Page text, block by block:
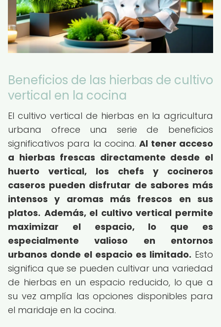
Beneficios de las hierbas de cultivo
vertical en la cocina
El cultivo vertical de hierbas en la agricultura
urbana ofrece una serie de beneficios
significativos para la cocina.Al tener acceso
a hierbas frescas directamente desde el
huerto vertical, los chefs y cocineros
caseros pueden disfrutar de sabores más
intensos y aromas más frescos en sus
platos. Además, el cultivo vertical permite
maximizar el espacio, lo que es
especialmente valioso en entornos
urbanos donde el espacio es limitado. Esto
significa que se pueden cultivar una variedad
de hierbas en un espacio reducido, lo que a
su vez amplía las opciones disponibles para
el maridaje en la cocina.